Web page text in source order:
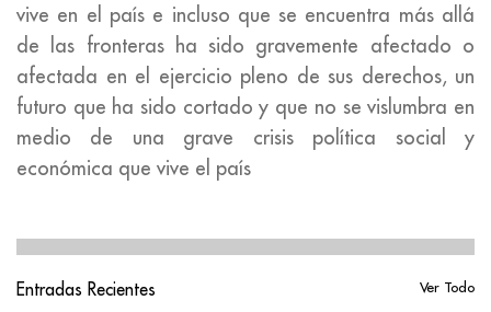
vive en el país e incluso que se encuentra más allá
de las fronteras ha sido gravemente afectado o
afectada en el ejercicio pleno de sus derechos, un
futuro que ha sido cortado y que no se vislumbra en
medio de una grave crisis política social y
económica que vive el país
Entradas Recientes Ver Todo